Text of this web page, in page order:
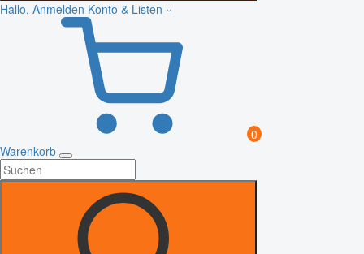
Hallo, Anmelden Konto & Listen
0
Warenkorb